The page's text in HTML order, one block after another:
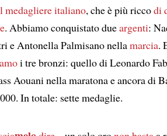
medagliere italiano, che è più riccodi
. Abbiamo conquistato dueargenti:
e Antonella Palmisano nellamarcia.
i tre bronzi: quello di Leonardo
Aouani nella maratona e ancora di
In totale: sette medaglie.